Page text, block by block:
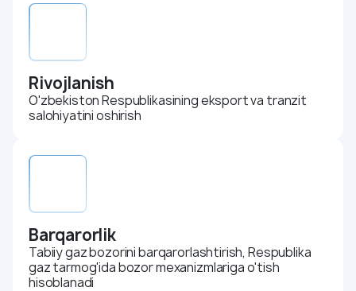
Rivojlanish
O'zbekiston Respublikasining eksport va tranzit
salohiyatini oshirish
Barqarorlik
Tabiiy gaz bozorini barqarorlashtirish, Respublika
gaz tarmog'ida bozor mexanizmlariga o'tish
hisoblanadi